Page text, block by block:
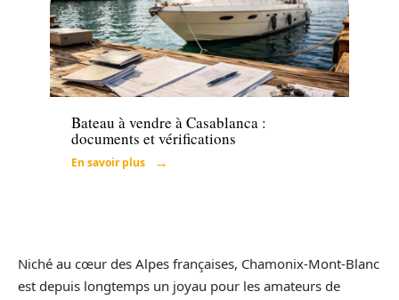
Immo
Bateau à vendre à Casablanca :
documents et vérifications
En savoir plus
Niché au cœur des Alpes françaises, Chamonix-Mont-Blanc
est depuis longtemps un joyau pour les amateurs de